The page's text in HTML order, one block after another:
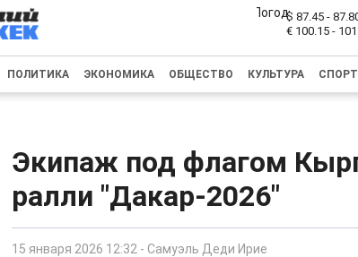
$ 87.45 -
€ 100.15 -
ПОЛИТИКА ЭКОНОМИКА ОБЩЕСТВО КУЛЬТУРА СПОРТ
Экипаж под флагом
ралли "Дакар-2026"
15 января 2026 12:32 - Самуэль Деди Ирие